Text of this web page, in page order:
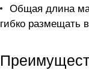
Общая длина
гибко размещать